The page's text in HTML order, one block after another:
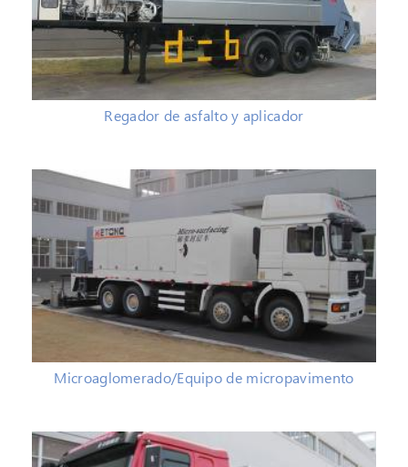
Regador de asfalto y aplicador
Microaglomerado/Equipo de micropavimento